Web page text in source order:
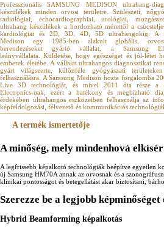
Professzionális SAMSUNG MEDISON ultrahang-
készülékek minden orvosi területre. Szülészeti,
radiológiai, echocardiographiai, urológiai,
ultrahang készülékek a hordozható mérettől a
kardiológiai és 2D, 3D, 4D, 5D ultrahangokig. A
Medison egy 1985-ben alakult globális,
berendezéseket gyártó vállalat, a Samsung
leányvállalata. Küldetése, hogy egészséget és jól-létet
emberek életébe. A vállalat ultrahangos diagnosztikai
gyárt világszerte, különféle gyógyászati
felhasználásra. A Samsung Medison hozta forgalomba
Live 3D technológiát, és mivel 2011 óta része a
Electronics-nak, ezért a hatékony és megbízható
érdekében ultrahangos eszközeiben felhasználja az
képfeldolgozási, félvezető és kommunikációs
A termék ismertetője
A minőség, mely mindenhová elkísér
A legfrissebb képalkotó technológiák beépítve egyetlen
új Samsung HM70A annak az orvosnak és a
klinikai pontosságot és betegellátást akar biztosítani,
Szerezze be a legjobb képminőséget
Hybrid Beamforming képalkotás